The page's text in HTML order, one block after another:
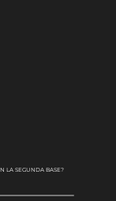
LA SEGUNDA BASE?